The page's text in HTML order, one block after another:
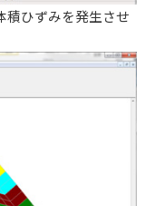
積ひずみを発生させ